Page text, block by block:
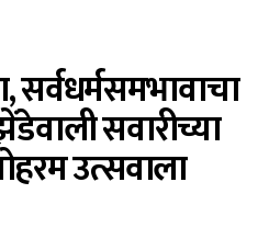
सर्वधर्मसमभावाचा
सवारीच्या
उत्सवाला